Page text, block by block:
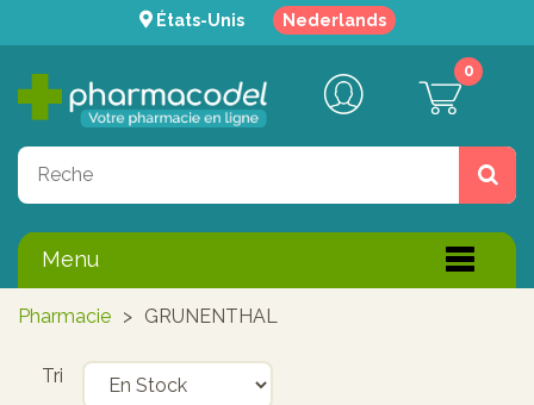
États-Unis Nederlands
0
Menu
Pharmacie > GRUNENTHAL
Tri